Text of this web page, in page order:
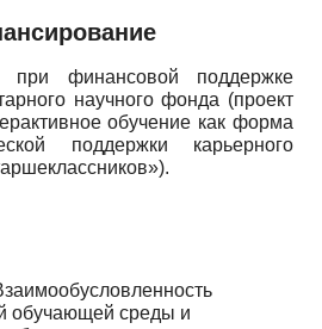
при финансовой поддержке
научного фонда (проект
обучение как форма
поддержки карьерного
обучающей среды и